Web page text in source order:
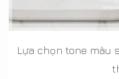
Lựa chọn tone màu